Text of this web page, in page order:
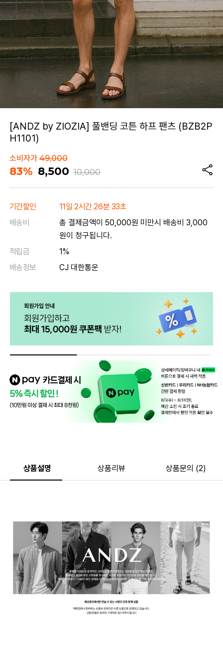
[ANDZ by ZIOZIA] 풀밴딩 코튼 하프 팬츠 (BZB2P
H1101)
소비자가49,000
83% 8,500 10,000
기간할인
11일 2시간 26분 33초
배송비
총 결제금액이 50,000원 미만시 배송비 3,000
원이 청구됩니다.
적립금
1%
배송정보
CJ 대한통운
상품설명 상품리뷰 상품문의 (2)